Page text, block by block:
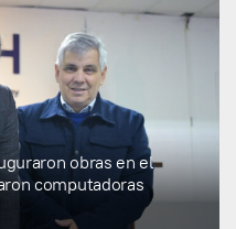
obras en el
computadoras